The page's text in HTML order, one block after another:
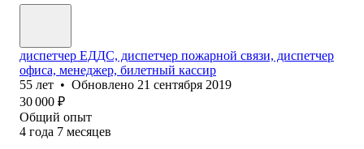
диспетчер ЕДДС, диспетчер пожарной связи, диспетчер
офиса, менеджер, билетный кассир
55 лет • Обновлено 21 сентября 2019
30 000 ₽
Общий опыт
4 года 7 месяцев